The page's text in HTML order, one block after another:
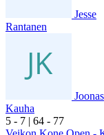
Jesse
Rantanen
Joonas
Kauha
5 - 7 | 64 - 77